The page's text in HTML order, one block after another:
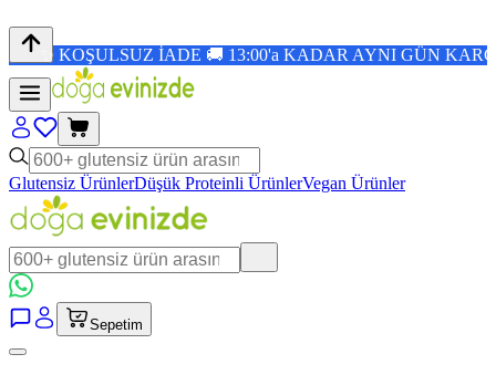
İADE 🚚 13:00'a KADAR AYNI GÜN KARGO 🎉
Glutensiz ÜrünlerDüşük Proteinli ÜrünlerVegan Ürünler
Sepetim